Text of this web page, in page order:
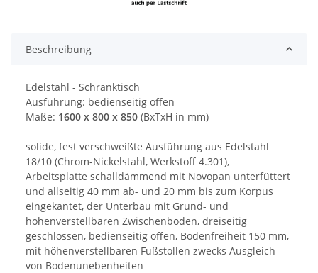
Beschreibung
Edelstahl - Schranktisch
Ausführung: bedienseitig offen
Maße: 1600 x 800 x 850 (BxTxH in mm)
solide, fest verschweißte Ausführung aus Edelstahl
18/10 (Chrom-Nickelstahl, Werkstoff 4.301),
Arbeitsplatte schalldämmend mit Novopan unterfüttert
und allseitig 40 mm ab- und 20 mm bis zum Korpus
eingekantet, der Unterbau mit Grund- und
höhenverstellbaren Zwischenboden, dreiseitig
geschlossen, bedienseitig offen, Bodenfreiheit 150 mm,
mit höhenverstellbaren Fußstollen zwecks Ausgleich
von Bodenunebenheiten